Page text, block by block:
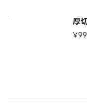
厚